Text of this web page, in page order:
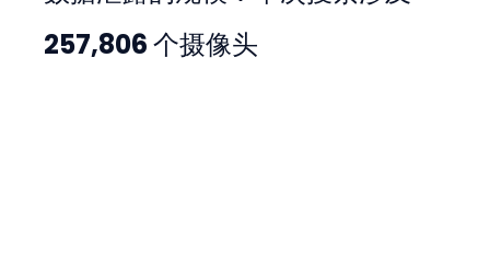
257,806 个摄像头